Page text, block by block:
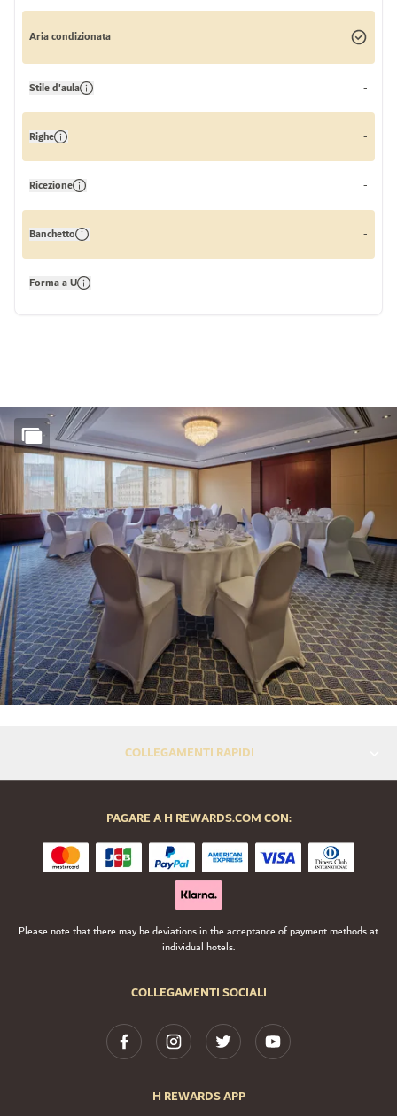
Aria condizionata
Stile d'aula -
Righe -
Ricezione -
Banchetto -
Forma a U -
COLLEGAMENTI RAPIDI
COLLEGAMENTI SOCIALI
H REWARDS APP
PAGARE A H REWARDS.COM CON:
Please note that there may be deviations in the acceptance of payment methods at
individual hotels.